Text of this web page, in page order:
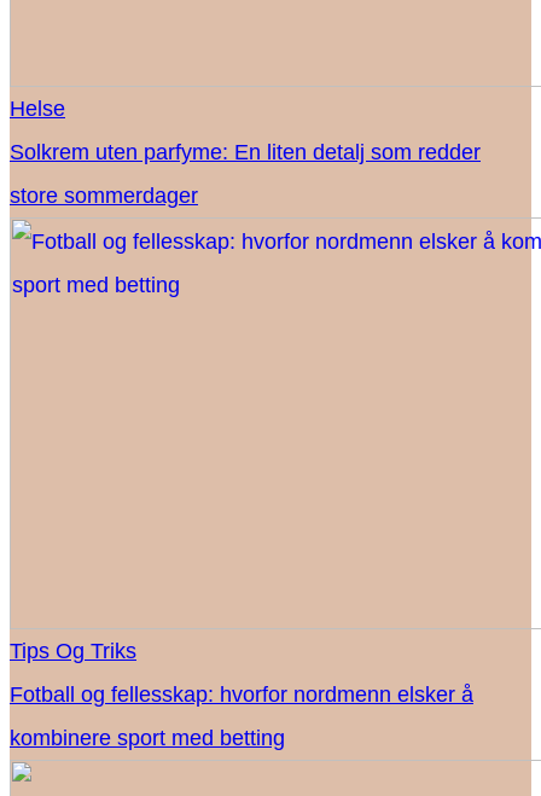
Helse
Solkrem uten parfyme: En liten detalj som redder
store sommerdager
Tips Og Triks
Fotball og fellesskap: hvorfor nordmenn elsker å
kombinere sport med betting